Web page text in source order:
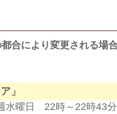
合により変更される場
」
日 22時～22時43分